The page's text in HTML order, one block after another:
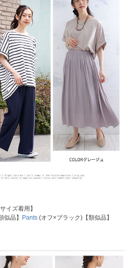
イズ着用】
品】
Pants (オフ×ブラック)【類似品】